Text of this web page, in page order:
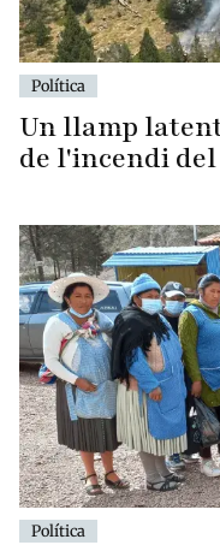
Política
Un llamp
de l'incendi
Política